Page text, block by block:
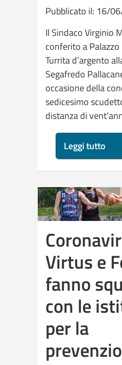
Pubblicato il: 16/
Il Sindaco Virginio
conferito a Palazzo
Turrita d’argento
Segafredo
occasione della
sedicesimo
distanza di
Leggi tutto
Virtus e
fanno
con le
per la